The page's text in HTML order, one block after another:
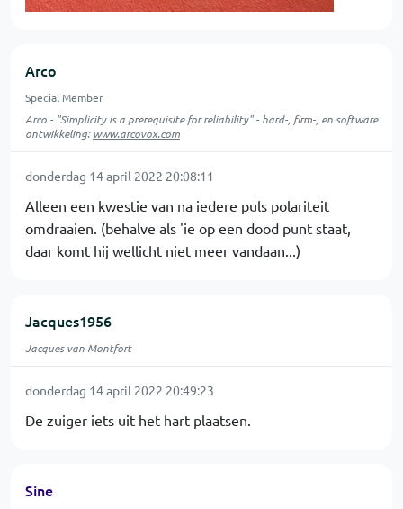
Arco
Special Member
Arco - "Simplicity is a prerequisite for reliability" - hard-, firm-, en software
ontwikkeling:www.arcovox.com
donderdag 14 april 2022 20:08:11
Alleen een kwestie van na iedere puls polariteit
omdraaien. (behalve als 'ie op een dood punt staat,
daar komt hij wellicht niet meer vandaan...)
Jacques1956
Jacques van Montfort
donderdag 14 april 2022 20:49:23
De zuiger iets uit het hart plaatsen.
Sine